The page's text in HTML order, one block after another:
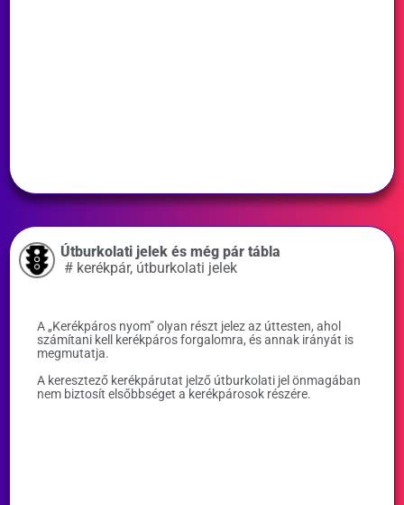
Útburkolati jelek és még pár tábla
# kerékpár, útburkolati jelek
A „Kerékpáros nyom” olyan részt jelez az úttesten, ahol
számítani kell kerékpáros forgalomra, és annak irányát is
megmutatja.
A keresztező kerékpárutat jelző útburkolati jel önmagában
nem biztosít elsőbbséget a kerékpárosok részére.